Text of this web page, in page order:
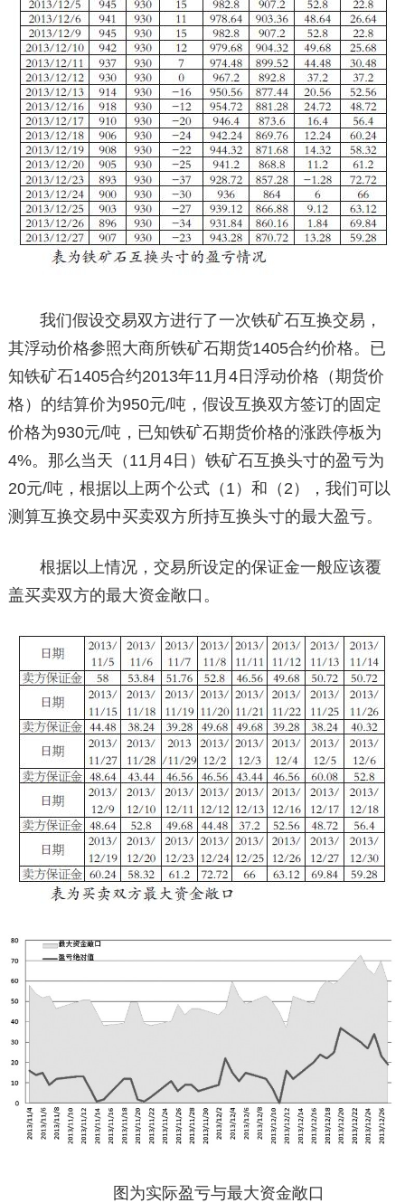
我们假设交易双方进行了一次铁矿石互换交易，
其浮动价格参照大商所铁矿石期货1405合约价格。已
知铁矿石1405合约2013年11月4日浮动价格（期货价
格）的结算价为950元/吨，假设互换双方签订的固定
价格为930元/吨，已知铁矿石期货价格的涨跌停板为
4%。那么当天（11月4日）铁矿石互换头寸的盈亏为
20元/吨，根据以上两个公式（1）和（2），我们可以
测算互换交易中买卖双方所持互换头寸的最大盈亏。
根据以上情况，交易所设定的保证金一般应该覆
盖买卖双方的最大资金敞口。
图为实际盈亏与最大资金敞口